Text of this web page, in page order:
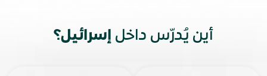
أين يُدرّس داخل إسرائيل؟